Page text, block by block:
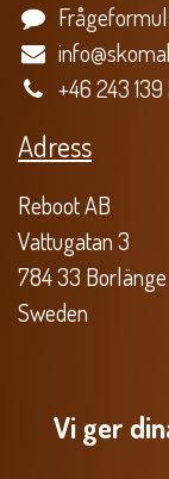
+46 243 139
Adress
Reboot AB
Vattugatan 3
784 33 Borlänge
Sweden
Vi ger